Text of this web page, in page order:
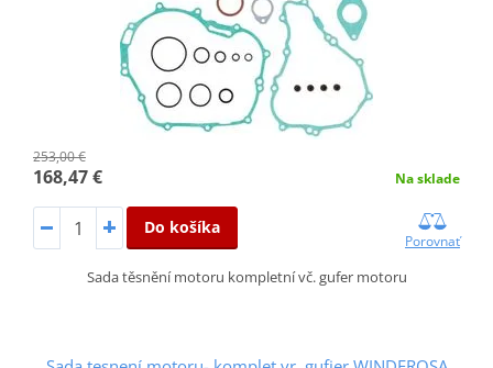
253,00 €
168,47 € Na sklade
Do košíka
Porovnať
Sada těsnění motoru kompletní vč. gufer motoru